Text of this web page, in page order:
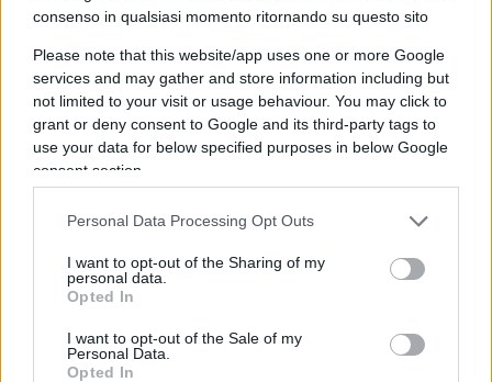
consenso in qualsiasi momento ritornando su questo sito
Please note that this website/app uses one or more Google
services and may gather and store information including but
not limited to your visit or usage behaviour. You may click to
grant or deny consent to Google and its third-party tags to
use your data for below specified purposes in below Google
consent section.
Personal Data Processing Opt Outs
I want to opt-out of the Sharing of my
personal data.
Opted In
I want to opt-out of the Sale of my
Personal Data.
Opted In
SEDUTE SATIRICHE
Vignetta del 04/08/2026